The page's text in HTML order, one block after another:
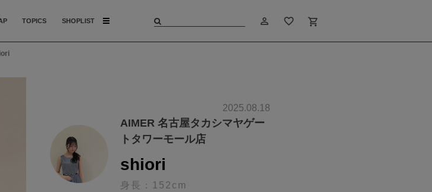
TOPICS SHOPLIST person_outline favorite_border shopping_cart
2025.08.18
AIMER 名古屋タカシマヤゲー
トタワーモール店
shiori
身長：152cm